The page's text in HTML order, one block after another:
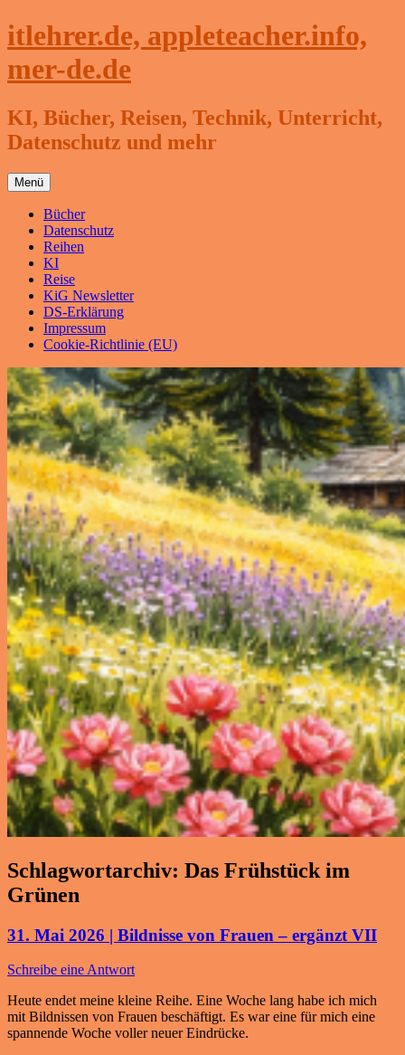
Zum
Inhalt
itlehrer.de, appleteacher.info,
mer-de.de
KI, Bücher, Reisen, Technik, Unterricht,
Datenschutz und mehr
Menü
Bücher
Datenschutz
Reihen
KI
Reise
KiG Newsletter
DS-Erklärung
Impressum
Cookie-Richtlinie (EU)
Schlagwortarchiv: Das Frühstück im
Grünen
31. Mai 2026 | Bildnisse von Frauen – ergänzt VII
Schreibe eine Antwort
Heute endet meine kleine Reihe. Eine Woche lang habe ich mich
mit Bildnissen von Frauen beschäftigt. Es war eine für mich eine
spannende Woche voller neuer Eindrücke.